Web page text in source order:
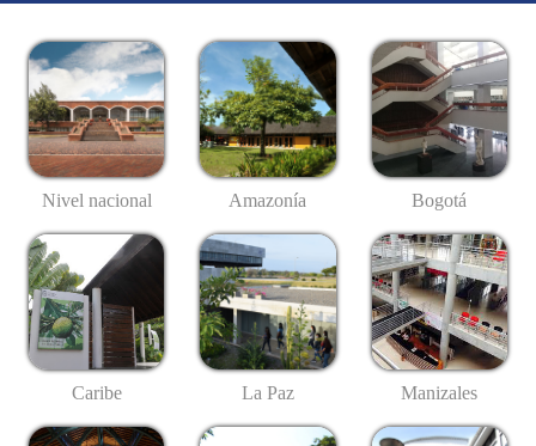
Nivel nacional Amazonía Bogotá
Caribe La Paz Manizales